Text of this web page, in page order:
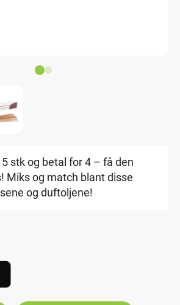
5 stk og betal for 4 – få den
Miks og match blant disse
og duftoljene!